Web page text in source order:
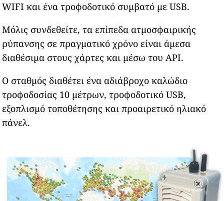
WIFI και ένα τροφοδοτικό συμβατό με USB.
Μόλις συνδεθείτε, τα επίπεδα ατμοσφαιρικής
ρύπανσης σε πραγματικό χρόνο είναι άμεσα
διαθέσιμα στους χάρτες και μέσω του API.
Ο σταθμός διαθέτει ένα αδιάβροχο καλώδιο
τροφοδοσίας 10 μέτρων, τροφοδοτικό USB,
εξοπλισμό τοποθέτησης και προαιρετικό ηλιακό
πάνελ.